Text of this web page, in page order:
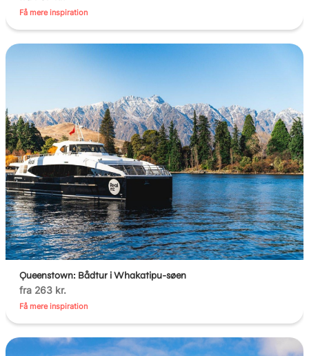
Få mere inspiration
Queenstown: Bådtur i Whakatipu-søen
fra 263 kr.
Få mere inspiration